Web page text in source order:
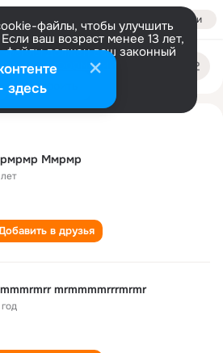
Войти
файлы, чтобы улучшить
ваш возраст менее 13 лет,
файлы должен ваш законный
информации
Настроить
Ммрмр
лет
в друзья
mrmmmmrrrmrmr
год
здесь